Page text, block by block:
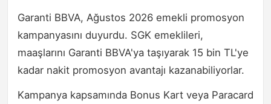
Garanti BBVA, Ağustos 2026 emekli promosyon
kampanyasını duyurdu. SGK emeklileri,
maaşlarını Garanti BBVA'ya taşıyarak 15 bin TL'ye
kadar nakit promosyon avantajı kazanabiliyorlar.
Kampanya kapsamında Bonus Kart veya Paracard